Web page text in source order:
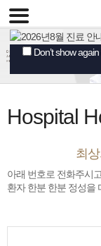
Don’t show
Hospital
최
아래 번호로 전화주시
환자 한분 한분 정성을